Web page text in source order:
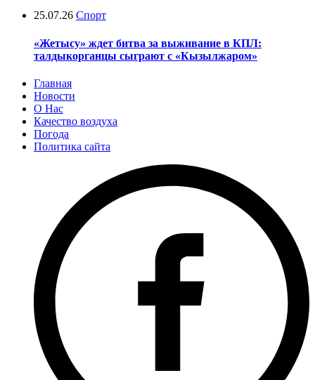
25.07.26 Спорт
«Жетысу» ждет битва за выживание в КПЛ:
талдыкорганцы сыграют с «Кызылжаром»
Главная
Новости
О Нас
Качество воздуха
Погода
Политика сайта